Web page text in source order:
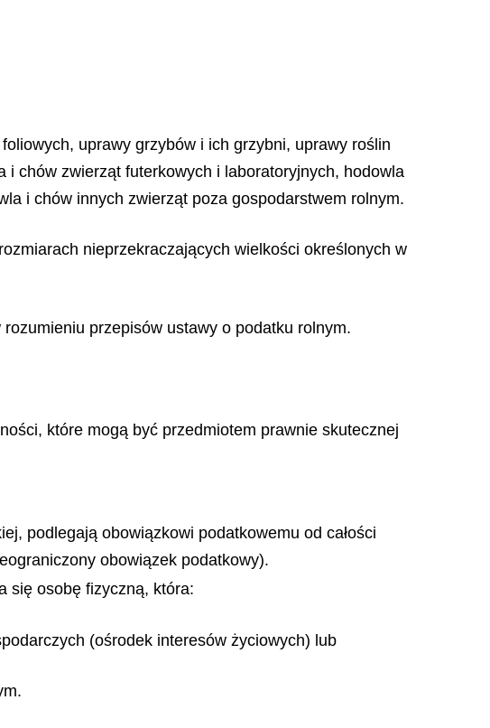
uprawy grzybów i ich grzybni, uprawy roślin
i chów zwierząt futerkowych i laboratoryjnych, hodowla
i chów innych zwierząt poza gospodarstwem rolnym.
nieprzekraczających wielkości określonych w
przepisów ustawy o podatku rolnym.
które mogą być przedmiotem prawnie skutecznej
podlegają obowiązkowi podatkowemu od całości
obowiązek podatkowy).
się osobę fizyczną, która:
(ośrodek interesów życiowych) lub